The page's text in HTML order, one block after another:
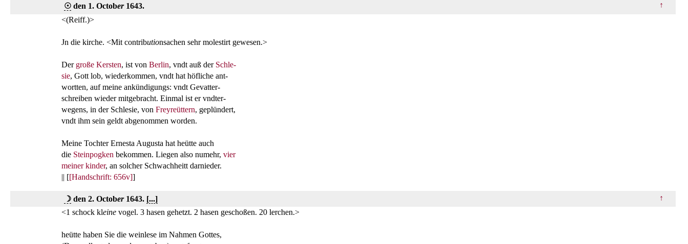
☉den 1. October1643.
↑
<(Reiff.)>
Jn die kirche. <Mit contributionsachen sehr molestirt gewesen.>
Der große Kersten, ist von Berlin, vndt auß der Schle-
sie, Gott lob, wiederkommen, vndt hat höfliche ant-
wortten, auf meine ankündigungs: vndt Gevatter-
schreiben wieder mitgebracht. Einmal ist er vndter-
wegens, in der Schlesie, von Freyreüttern, geplündert,
vndt ihm sein geldt abgenommen worden.
Meine Tochter Ernesta Augusta hat heütte auch
die Steinpogken bekommen. Liegen also numehr, vier
meiner kinder, an solcher Schwachheitt darnieder.
|| [[Handschrift: 656v]]
☽den 2. October1643. [...]
↑
<1 schock kleine vogel. 3 hasen gehetzt. 2 hasen geschoßen. 20 lerchen.>
heütte haben Sie die weinlese im Nahmen Gottes,